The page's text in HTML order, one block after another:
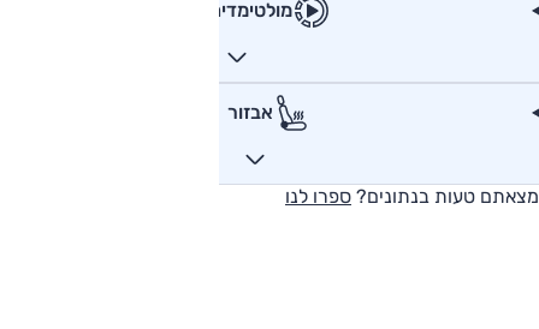
מולטימדיה
אבזור
מצאתם טעות בנתונים? ספרו לנו